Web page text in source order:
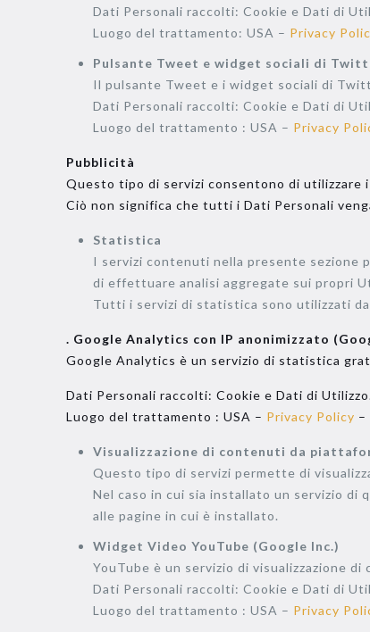
Dati Personali raccolti: Cookie e Dati di
Luogo del trattamento: USA – Privacy
Pulsante Tweet e widget sociali di
Il pulsante Tweet e i widget sociali di
Dati Personali raccolti: Cookie e Dati di
Luogo del trattamento : USA – Privacy
Pubblicità
Questo tipo di servizi consentono di utilizzare
Ciò non significa che tutti i Dati Personali
Statistica
I servizi contenuti nella presente sezione
di effettuare analisi aggregate sui propri
Tutti i servizi di statistica sono utilizzati
. Google Analytics con IP anonimizzato
Google Analytics è un servizio di statistica
Dati Personali raccolti: Cookie e Dati di
Luogo del trattamento : USA – Privacy Policy –
Visualizzazione di contenuti da
Questo tipo di servizi permette di
Nel caso in cui sia installato un servizio
alle pagine in cui è installato.
Widget Video YouTube (Google Inc.)
YouTube è un servizio di visualizzazione
Dati Personali raccolti: Cookie e Dati di
Luogo del trattamento : USA – Privacy